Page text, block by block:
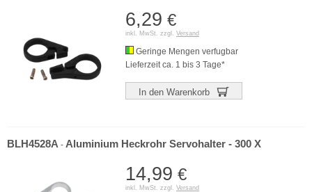
6,29 €
inkl. MwSt. zzgl. Versand
Geringe Mengen verfugbar
Lieferzeit ca. 1 bis 3 Tage*
In den Warenkorb
BLH4528A - Aluminium Heckrohr Servohalter - 300 X
14,99 €
inkl. MwSt. zzgl. Versand